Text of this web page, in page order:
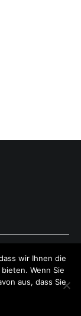
reserved.
.
wir Ihnen die
Wenn Sie
aus, dass Sie